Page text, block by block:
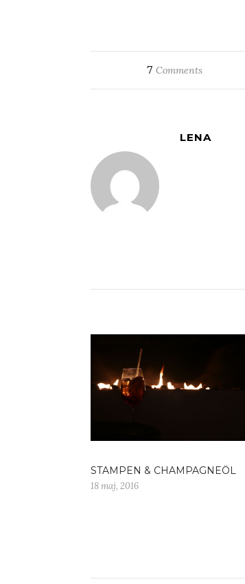
7 Comments
LENA
STAMPEN & CHAMPAGNEÖL
18 maj, 2016